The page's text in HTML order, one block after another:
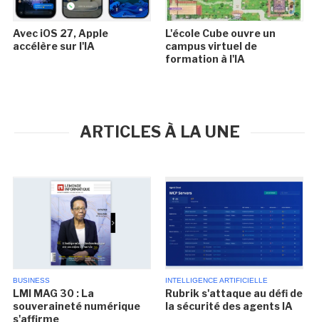
Avec iOS 27, Apple
accélère sur l'IA
L'école Cube ouvre un
campus virtuel de
formation à l'IA
ARTICLES À LA UNE
BUSINESS
LMI MAG 30 : La
souveraineté numérique
s'affirme
INTELLIGENCE ARTIFICIELLE
Rubrik s'attaque au défi de
la sécurité des agents IA